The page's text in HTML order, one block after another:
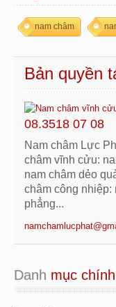
nam châm
Bản quyền
08.3518 07 08
Nam châm Lực
châm vĩnh cửu:
nam châm dẻo
châm công nhiệp:
phẳng...
Danh mục chính